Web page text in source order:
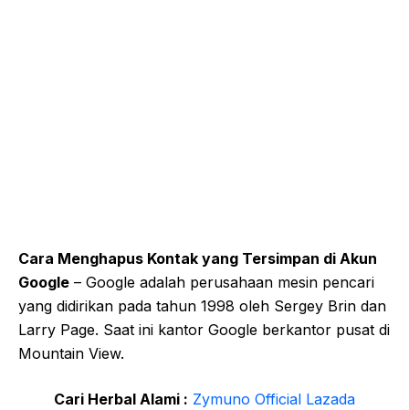
Cara Menghapus Kontak yang Tersimpan di Akun
Google – Google adalah perusahaan mesin pencari
yang didirikan pada tahun 1998 oleh Sergey Brin dan
Larry Page. Saat ini kantor Google berkantor pusat di
Mountain View.
Cari Herbal Alami : Zymuno Official Lazada